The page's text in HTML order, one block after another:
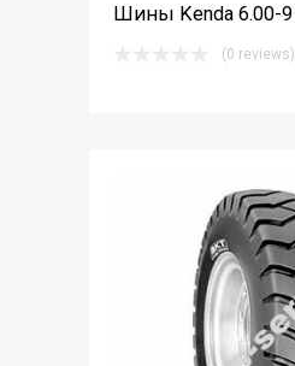
Шины Kenda 6.00-9
(0 reviews)